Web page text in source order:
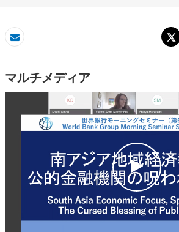
Eメール
マルチメディア
c
l
i
c
k